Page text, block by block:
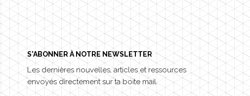
S'ABONNER À NOTRE NEWSLETTER
Les dernières nouvelles, articles et ressources
envoyés directement sur ta boite mail.